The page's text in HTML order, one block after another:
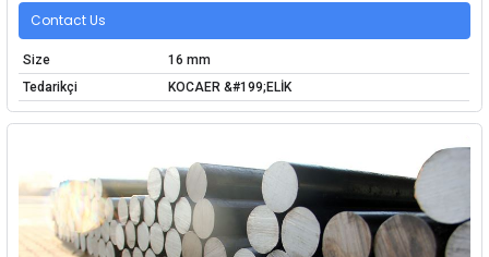
Contact Us
Size
16 mm
Tedarikçi
KOCAER &#199;ELİK